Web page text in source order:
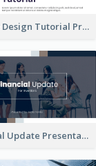
Website Design Tutorial Presentation
Financial Update Presentation